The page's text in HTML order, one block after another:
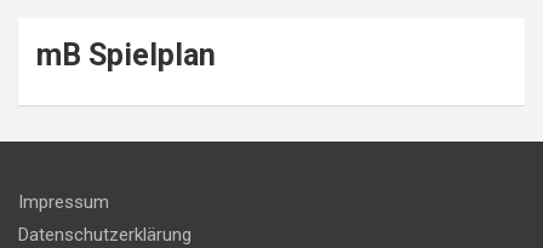
mB Spielplan
Impressum
Datenschutzerklärung